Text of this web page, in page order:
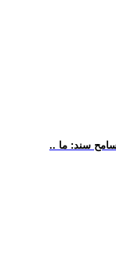
سند: ما